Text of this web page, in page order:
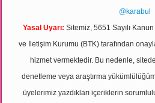
@karabul
Yasal Uyarı: Sitemiz, 5651 Sayılı
ve İletişim Kurumu (BTK) tarafından
hizmet vermektedir. Bu nedenle,
denetleme veya araştırma
üyelerimiz yazdıkları içeriklerin